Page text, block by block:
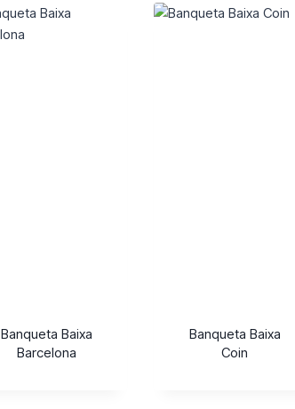
Banqueta Baixa
Barcelona
Banqueta Baixa
Coin